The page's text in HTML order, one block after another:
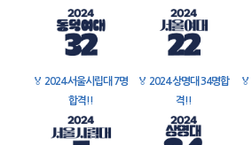
🏅 2024 서울시립대 7명
합격!!
🏅 2024 상명대 34명합
격!!
🏅